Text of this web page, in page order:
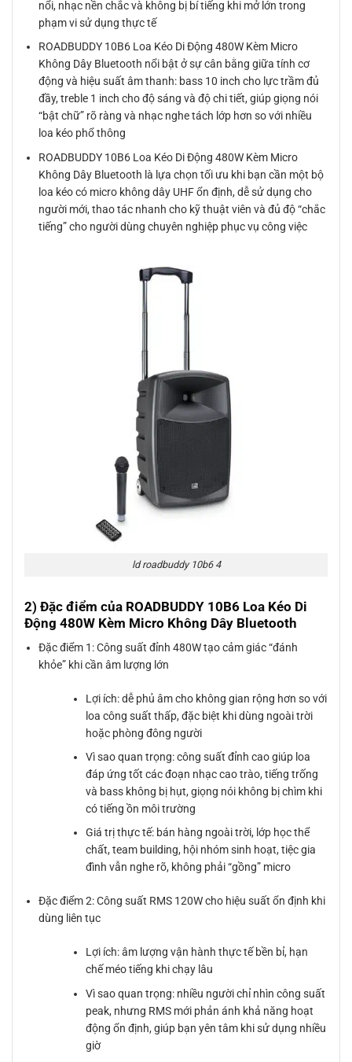
nổi, nhạc nền chắc và không bị bí tiếng khi mở lớn trong
phạm vi sử dụng thực tế
ROADBUDDY 10B6 Loa Kéo Di Động 480W Kèm Micro
Không Dây Bluetooth nổi bật ở sự cân bằng giữa tính cơ
động và hiệu suất âm thanh: bass 10 inch cho lực trầm đủ
đầy, treble 1 inch cho độ sáng và độ chi tiết, giúp giọng nói
“bật chữ” rõ ràng và nhạc nghe tách lớp hơn so với nhiều
loa kéo phổ thông
ROADBUDDY 10B6 Loa Kéo Di Động 480W Kèm Micro
Không Dây Bluetooth là lựa chọn tối ưu khi bạn cần một bộ
loa kéo có micro không dây UHF ổn định, dễ sử dụng cho
người mới, thao tác nhanh cho kỹ thuật viên và đủ độ “chắc
tiếng” cho người dùng chuyên nghiệp phục vụ công việc
ld roadbuddy 10b6 4
2) Đặc điểm của ROADBUDDY 10B6 Loa Kéo Di
Động 480W Kèm Micro Không Dây Bluetooth
Đặc điểm 1: Công suất đỉnh 480W tạo cảm giác “đánh
khỏe” khi cần âm lượng lớn
Lợi ích: dễ phủ âm cho không gian rộng hơn so với
loa công suất thấp, đặc biệt khi dùng ngoài trời
hoặc phòng đông người
Vì sao quan trọng: công suất đỉnh cao giúp loa
đáp ứng tốt các đoạn nhạc cao trào, tiếng trống
và bass không bị hụt, giọng nói không bị chìm khi
có tiếng ồn môi trường
Giá trị thực tế: bán hàng ngoài trời, lớp học thể
chất, team building, hội nhóm sinh hoạt, tiệc gia
đình vẫn nghe rõ, không phải “gồng” micro
Đặc điểm 2: Công suất RMS 120W cho hiệu suất ổn định khi
dùng liên tục
Lợi ích: âm lượng vận hành thực tế bền bỉ, hạn
chế méo tiếng khi chạy lâu
Vì sao quan trọng: nhiều người chỉ nhìn công suất
peak, nhưng RMS mới phản ánh khả năng hoạt
động ổn định, giúp bạn yên tâm khi sử dụng nhiều
giờ